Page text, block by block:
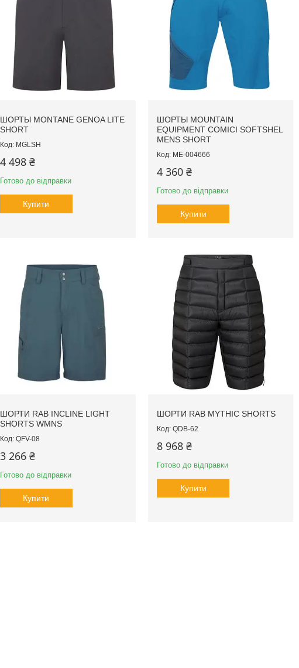
ШОРТЫ MONTANE GENOA LITE
SHORT
MGLSH
4 498 ₴
Готово до відправки
Купити
ШОРТЫ MOUNTAIN
EQUIPMENT COMICI SOFTSHEL
MENS SHORT
ME-004666
4 360 ₴
Готово до відправки
Купити
ШОРТИ RAB INCLINE LIGHT
SHORTS WMNS
QFV-08
3 266 ₴
Готово до відправки
Купити
ШОРТИ RAB MYTHIC SHORTS
QDB-62
8 968 ₴
Готово до відправки
Купити